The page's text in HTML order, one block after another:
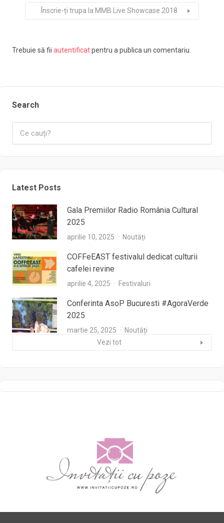
Înscrie-ți trupa la MMB Live Showcase 2018
Trebuie să fii autentificatpentru a publica un comentariu.
Search
Latest Posts
Gala Premiilor Radio România Cultural
2025
aprilie 10, 2025 Noutăți
COFFeEAST festivalul dedicat culturii
cafelei revine
aprilie 4, 2025 Festivaluri
Conferinta AsoP Bucuresti #AgoraVerde
2025
martie 25, 2025
Noutăți
Vezi tot